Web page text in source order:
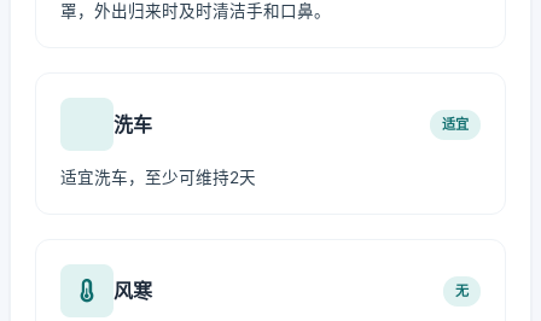
罩，外出归来时及时清洁手和口鼻。
洗车 适宜
适宜洗车，至少可维持2天
风寒 无